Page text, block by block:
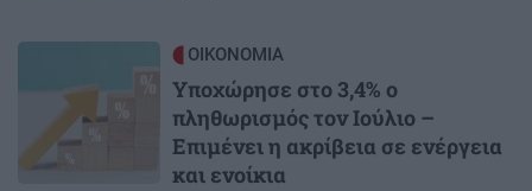
ΟΙΚΟΝΟΜΙΑ
Υποχώρησε στο 3,4% ο
πληθωρισμός τον Ιούλιο –
Επιμένει η ακρίβεια σε ενέργεια
και ενοίκια